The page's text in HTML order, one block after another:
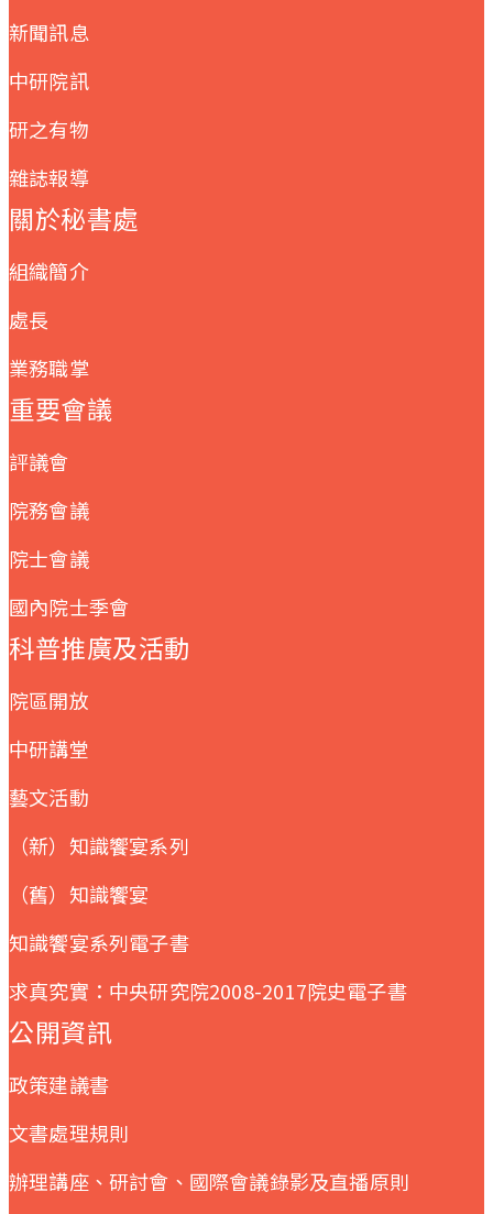
新聞訊息
中研院訊
研之有物
雜誌報導
關於秘書處
組織簡介
處長
業務職掌
重要會議
評議會
院務會議
院士會議
國內院士季會
科普推廣及活動
院區開放
中研講堂
藝文活動
（新）知識饗宴系列
（舊）知識饗宴
知識饗宴系列電子書
求真究實：中央研究院2008-2017院史電子書
公開資訊
政策建議書
文書處理規則
辦理講座、研討會、國際會議錄影及直播原則